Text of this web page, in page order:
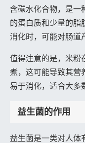
含碳水化合物，是一
的蛋白质和少量的脂
消化时，可能对肠道
值得注意的是，米粉
煮，这可能导致其营
易于消化，适合大多
益生菌的作用
益生菌是一类对人体